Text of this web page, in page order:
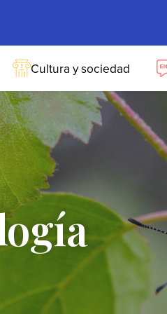
Cultura y sociedad